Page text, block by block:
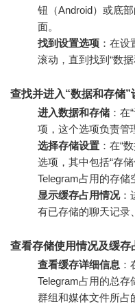
钮（Android）或底
面。
找到设置选项 ：在
滚动，直到找到“数
查找并进入“数据和存储”
进入数据和存储 ：在
项，这个选项负责管
选择存储设置 ：在“
选项，其中包括“存
Telegram占用的存储
显示缓存占用情况：
有已存储的聊天记录
查看存储使用情况及缓存
查看缓存详细信息
Telegram占用的总存
群组和媒体文件所占